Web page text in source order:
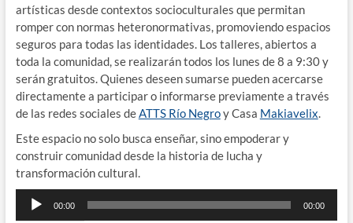
artísticas desde contextos socioculturales que permitan
romper con normas heteronormativas, promoviendo espacios
seguros para todas las identidades. Los talleres, abiertos a
toda la comunidad, se realizarán todos los lunes de 8 a 9:30 y
serán gratuitos. Quienes deseen sumarse pueden acercarse
directamente a participar o informarse previamente a través
de las redes sociales deATTS Río Negroy Casa Makiavelix.
Este espacio no solo busca enseñar, sino empoderar y
construir comunidad desde la historia de lucha y
transformación cultural.
Reproductor
00:00 00:00